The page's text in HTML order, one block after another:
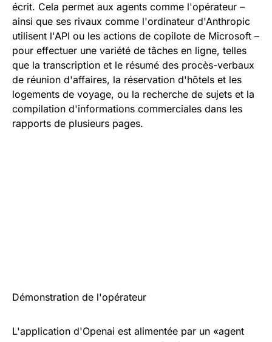
écrit. Cela permet aux agents comme l'opérateur –
ainsi que ses rivaux comme l'ordinateur d'Anthropic
utilisent l'API ou les actions de copilote de Microsoft –
pour effectuer une variété de tâches en ligne, telles
que la transcription et le résumé des procès-verbaux
de réunion d'affaires, la réservation d'hôtels et les
logements de voyage, ou la recherche de sujets et la
compilation d'informations commerciales dans les
rapports de plusieurs pages.
Démonstration de l'opérateur
L'application d'Openai est alimentée par un «agent